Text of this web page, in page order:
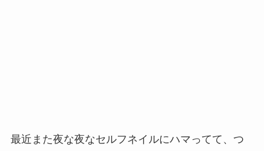
最近また夜な夜なセルフネイルにハマってて、つ